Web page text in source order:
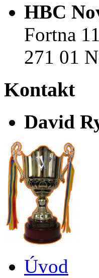
HBC
Fortna
271 01
Kontakt
David
Úvod